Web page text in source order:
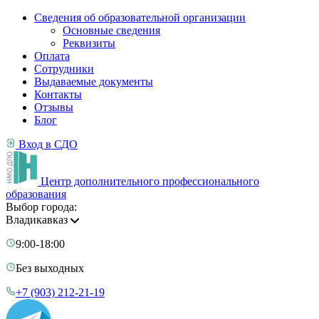
Сведения об образовательной организации
Основные сведения
Реквизиты
Оплата
Сотрудники
Выдаваемые документы
Контакты
Отзывы
Блог
Вход в СДО
Центр дополнительного профессионального
образования
Выбор города:
Владикавказ
9:00-18:00
Без выходных
+7 (903) 212-21-19